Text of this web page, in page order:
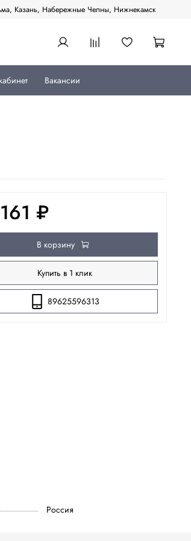
Казань, Набережные Челны, Нижнекамск
Вакансии
₽
В корзину
Купить в 1 клик
89625596313
Россия